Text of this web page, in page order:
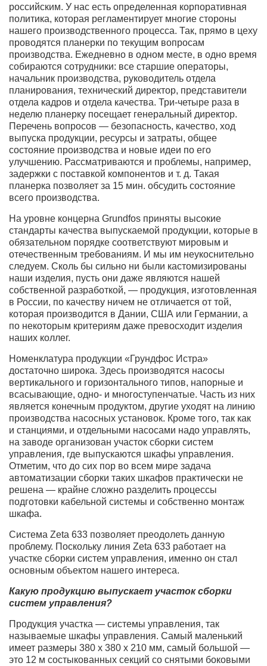
российским. У нас есть определенная корпоративная
политика, которая регламентирует многие стороны
нашего производственного процесса. Так, прямо в цеху
проводятся планерки по текущим вопросам
производства. Ежедневно в одном месте, в одно время
собираются сотрудники: все старшие операторы,
начальник производства, руководитель отдела
планирования, технический директор, представители
отдела кадров и отдела качества. Три-четыре раза в
неделю планерку посещает генеральный директор.
Перечень вопросов — безопасность, качество, ход
выпуска продукции, ресурсы и затраты, общее
состояние производства и новые идеи по его
улучшению. Рассматриваются и проблемы, например,
задержки с поставкой компонентов и т. д. Такая
планерка позволяет за 15 мин. обсудить состояние
всего производства.
На уровне концерна Grundfos приняты высокие
стандарты качества выпускаемой продукции, которые в
обязательном порядке соответствуют мировым и
отечественным требованиям. И мы им неукоснительно
следуем. Сколь бы сильно ни были кастомизированы
наши изделия, пусть они даже являются нашей
собственной разработкой, — продукция, изготовленная
в России, по качеству ничем не отличается от той,
которая производится в Дании, США или Германии, а
по некоторым критериям даже превосходит изделия
наших коллег.
Номенклатура продукции «Грундфос Истра»
достаточно широка. Здесь производятся насосы
вертикального и горизонтального типов, напорные и
всасывающие, одно- и многоступенчатые. Часть из них
является конечным продуктом, другие уходят на линию
производства насосных установок. Кроме того, так как
и станциями, и отдельными насосами надо управлять,
на заводе организован участок сборки систем
управления, где выпускаются шкафы управления.
Отметим, что до сих пор во всем мире задача
автоматизации сборки таких шкафов практически не
решена — крайне сложно разделить процессы
подготовки кабельной системы и собственно монтаж
шкафа.
Система Zeta 633 позволяет преодолеть данную
проблему. Поскольку линия Zeta 633 работает на
участке сборки систем управления, именно он стал
основным объектом нашего интереса.
Какую продукцию выпускает участок сборки
систем управления?
Продукция участка — системы управления, так
называемые шкафы управления. Самый маленький
имеет размеры 380 х 380 х 210 мм, самый большой —
это 12 м состыкованных секций со снятыми боковыми